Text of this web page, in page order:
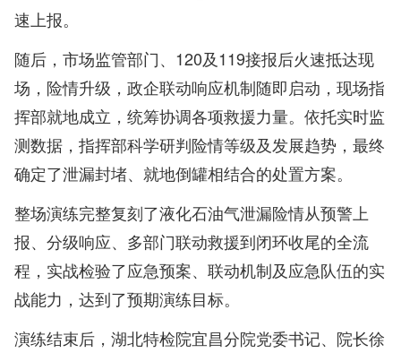
速上报。
随后，市场监管部门、120及119接报后火速抵达现
场，险情升级，政企联动响应机制随即启动，现场指
挥部就地成立，统筹协调各项救援力量。依托实时监
测数据，指挥部科学研判险情等级及发展趋势，最终
确定了泄漏封堵、就地倒罐相结合的处置方案。
整场演练完整复刻了液化石油气泄漏险情从预警上
报、分级响应、多部门联动救援到闭环收尾的全流
程，实战检验了应急预案、联动机制及应急队伍的实
战能力，达到了预期演练目标。
演练结束后，湖北特检院宜昌分院党委书记、院长徐